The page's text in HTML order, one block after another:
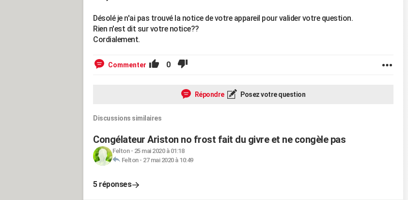
Désolé je n'ai pas trouvé la notice de votre appareil pour valider votre question.
Rien n'est dit sur votre notice??
Cordialement.
Commenter 0
Répondre Posez votre question
Discussions similaires
Congélateur Ariston no frost fait du givre et ne congèle pas
Felton- 25 mai 2020 à 01:18
Felton- 27 mai 2020 à 10:49
5 réponses